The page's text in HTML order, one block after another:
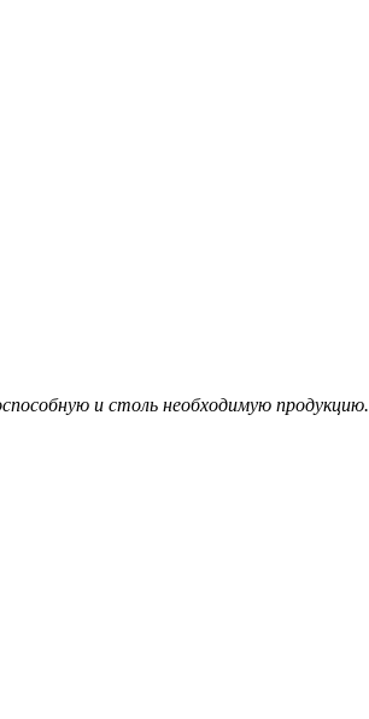
и столь необходимую продукцию.